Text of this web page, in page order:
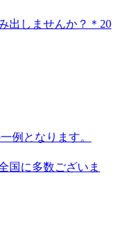
出しませんか？＊20
例となります。
国に多数ございま